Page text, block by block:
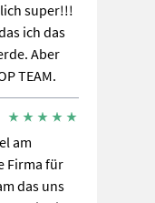
super!!!
ich das
Aber
TEAM.
am
Firma für
das uns